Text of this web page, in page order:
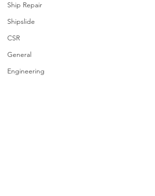
Ship Repair
Shipslide
CSR
General
Engineering